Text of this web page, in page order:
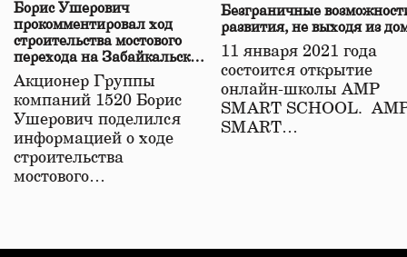
Борис Ушерович
прокомментировал ход
строительства мостового
перехода на Забайкальской
железной дороге
Акционер Группы
компаний 1520 Борис
Ушерович поделился
информацией о ходе
строительства
мостового…
Безграничные
развития, не выходя из
11 января 2021 года
состоится открытие
онлайн-школы АМР
SMART SCHOOL.
SMART…